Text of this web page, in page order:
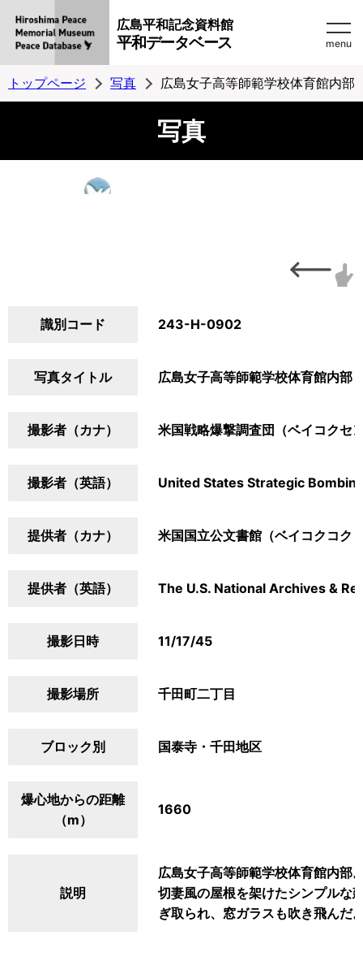
広島平和記念資料館
平和データベース menu
トップページ 写真 広島女子高等師範学校体育館内部
写真
識別コード 243-H-0902
写真タイトル 広島女子高等師範学校体育館内部
撮影者（カナ） 米国戦略爆撃調査団（ベイコクセ
撮影者（英語） United States Strategic
提供者（カナ） 米国国立公文書館（ベイコクコク
提供者（英語） The U.S. National Archives &
撮影日時 11/17/45
撮影場所 千田町二丁目
ブロック別 国泰寺・千田地区
爆心地からの距離
（m）
1660
説明
広島女子高等師範学校体育館内部
切妻風の屋根を架けたシンプルな
ぎ取られ、窓ガラスも吹き飛んだ